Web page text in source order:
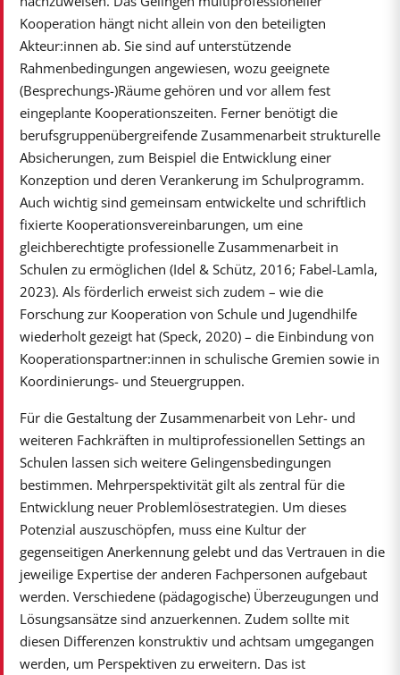
Kooperation hängt nicht allein von den beteiligten
Akteur:innen ab. Sie sind auf unterstützende
Rahmenbedingungen angewiesen, wozu geeignete
(Besprechungs-)Räume gehören und vor allem fest
eingeplante Kooperationszeiten. Ferner benötigt die
berufsgruppenübergreifende Zusammenarbeit strukturelle
Absicherungen, zum Beispiel die Entwicklung einer
Konzeption und deren Verankerung im Schulprogramm.
Auch wichtig sind gemeinsam entwickelte und schriftlich
fixierte Kooperationsvereinbarungen, um eine
gleichberechtigte professionelle Zusammenarbeit in
Schulen zu ermöglichen (Idel & Schütz, 2016; Fabel-Lamla,
2023). Als förderlich erweist sich zudem – wie die
Forschung zur Kooperation von Schule und Jugendhilfe
wiederholt gezeigt hat (Speck, 2020) – die Einbindung von
Kooperationspartner:innen in schulische Gremien sowie in
Koordinierungs- und Steuergruppen.
Für die Gestaltung der Zusammenarbeit von Lehr- und
weiteren Fachkräften in multiprofessionellen Settings an
Schulen lassen sich weitere Gelingensbedingungen
bestimmen. Mehrperspektivität gilt als zentral für die
Entwicklung neuer Problemlösestrategien. Um dieses
Potenzial auszuschöpfen, muss eine Kultur der
gegenseitigen Anerkennung gelebt und das Vertrauen in die
jeweilige Expertise der anderen Fachpersonen aufgebaut
werden. Verschiedene (pädagogische) Überzeugungen und
Lösungsansätze sind anzuerkennen. Zudem sollte mit
diesen Differenzen konstruktiv und achtsam umgegangen
werden, um Perspektiven zu erweitern. Das ist